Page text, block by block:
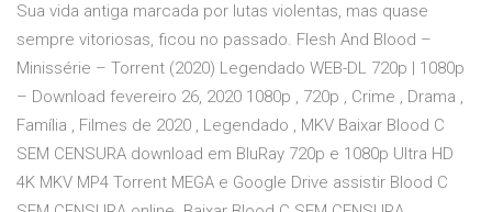
Sua vida antiga marcada por lutas violentas, mas quase
sempre vitoriosas, ficou no passado. Flesh And Blood –
Minissérie – Torrent (2020) Legendado WEB-DL 720p | 1080p
– Download fevereiro 26, 2020 1080p , 720p , Crime , Drama ,
Família , Filmes de 2020 , Legendado , MKV Baixar Blood C
SEM CENSURA download em BluRay 720p e 1080p Ultra HD
4K MKV MP4 Torrent MEGA e Google Drive assistir Blood C